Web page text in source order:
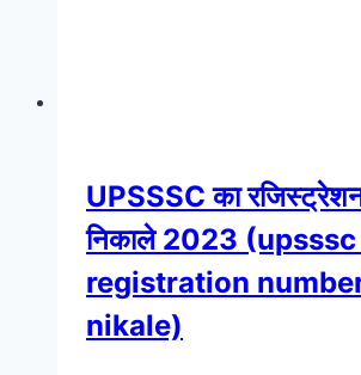
UPSSSC का
निकाले 2023
registration
nikale)